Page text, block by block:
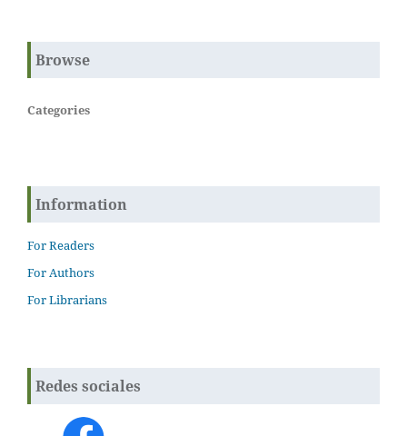
Browse
Categories
Information
For Readers
For Authors
For Librarians
Redes sociales